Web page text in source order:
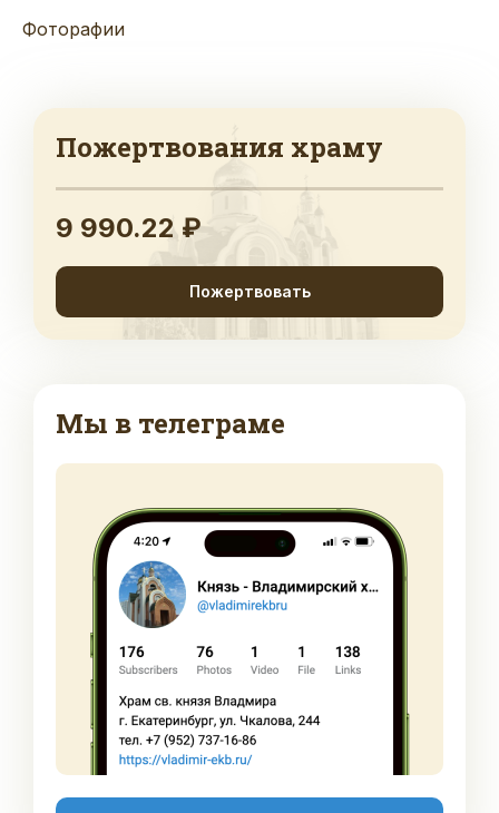
Фоторафии
Пожертвования храму
9 990.22 ₽
Пожертвовать
Мы в телеграме